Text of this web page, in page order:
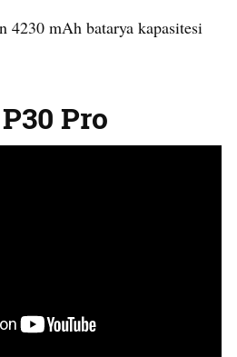
4230 mAh batarya kapasitesi
Pro